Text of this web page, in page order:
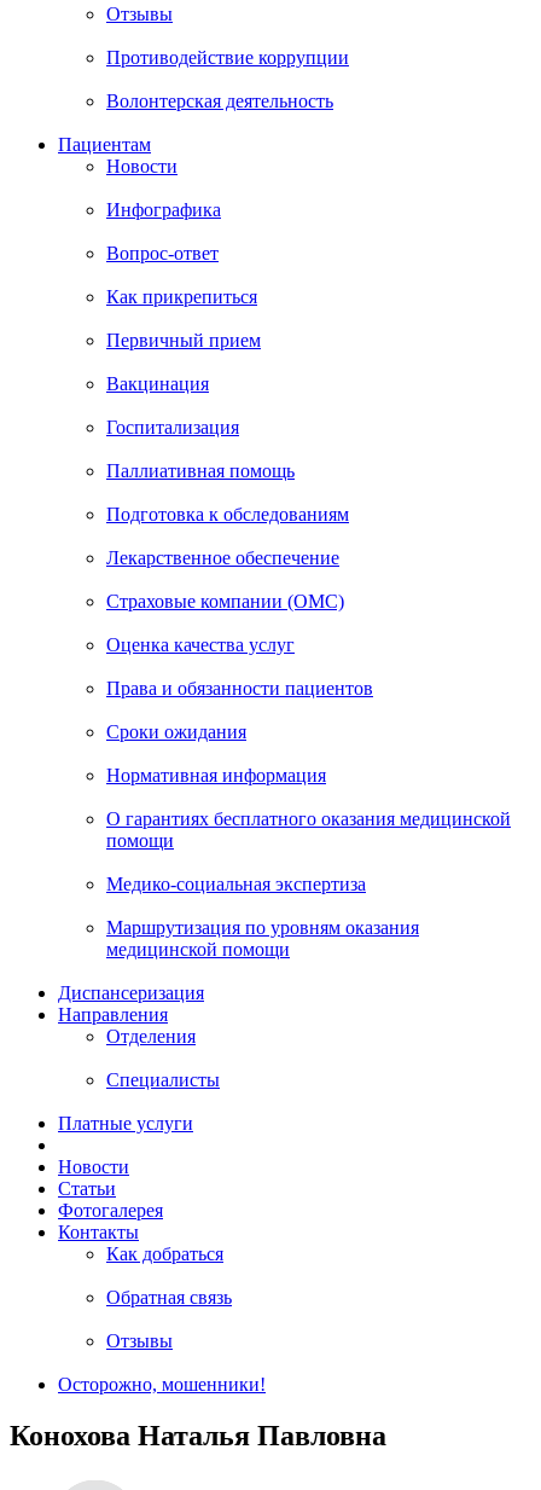
Отзывы
Противодействие коррупции
Волонтерская деятельность
Пациентам
Новости
Инфографика
Вопрос-ответ
Как прикрепиться
Первичный прием
Вакцинация
Госпитализация
Паллиативная помощь
Подготовка к обследованиям
Лекарственное обеспечение
Страховые компании (ОМС)
Оценка качества услуг
Права и обязанности пациентов
Сроки ожидания
Нормативная информация
О гарантиях бесплатного оказания медицинской
помощи
Медико-социальная экспертиза
Маршрутизация по уровням оказания
медицинской помощи
Диспансеризация
Направления
Отделения
Специалисты
Платные услуги
Новости
Статьи
Фотогалерея
Контакты
Как добраться
Обратная связь
Отзывы
Осторожно, мошенники!
Конохова Наталья Павловна